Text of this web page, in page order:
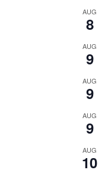
AUG
8
AUG
9
AUG
9
AUG
9
AUG
10